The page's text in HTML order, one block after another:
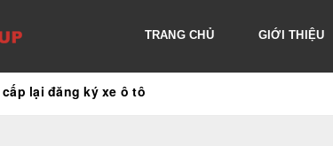
TRANG CHỦ GIỚI THIỆU
cấp lại đăng ký xe ô tô